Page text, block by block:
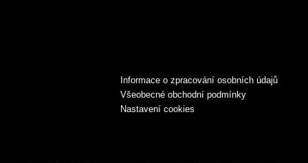
Informace o zpracování osobních údajů
Všeobecné obchodní podmínky
Nastavení cookies